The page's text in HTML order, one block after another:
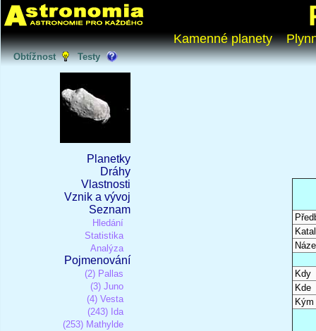
Kamenné planety
Obtížnost Testy
Planetky
Dráhy
Vlastnosti
Vznik a vývoj
Seznam
Hledání
Statistika
Analýza
Pojmenování
(2) Pallas
(3) Juno
(4) Vesta
(243) Ida
(253) Mathylde
Kdy
Kde
Kým